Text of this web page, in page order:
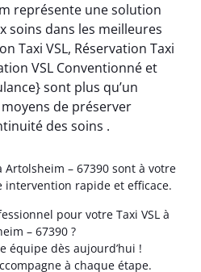
représente une solution
soins dans les meilleures
Taxi VSL, Réservation Taxi
VSL Conventionné et
sont plus qu’un
de préserver
des soins .
Artolsheim – 67390 sont à votre
intervention rapide et efficace.
pour votre Taxi VSL à
– 67390 ?
équipe dès aujourd’hui !
à chaque étape.